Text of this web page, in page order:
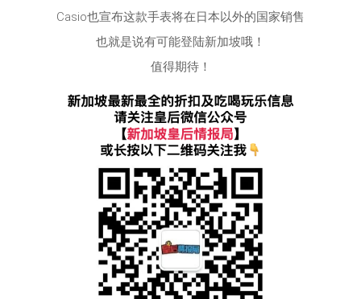
Casio也宣布这款手表将在日本以外的国家销售
也就是说有可能登陆新加坡哦！
值得期待！